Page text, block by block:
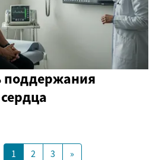
поддержания
1 2 3 »